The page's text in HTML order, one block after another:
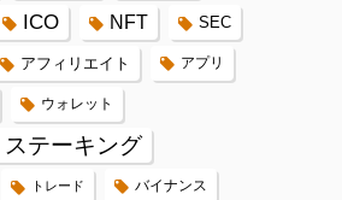
ICO NFT SEC
アフィリエイト アプリ
ウォレット
ステーキング
トレード バイナンス